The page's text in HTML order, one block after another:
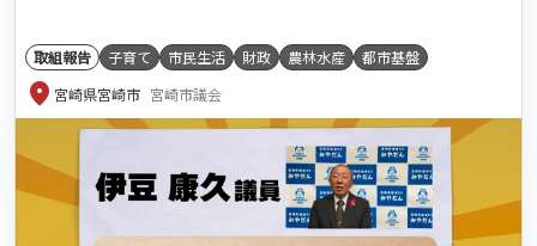
取組報告 子育て 市民生活 財政 農林水産 都市基盤
location_on 宮崎県宮崎市 宮崎市議会